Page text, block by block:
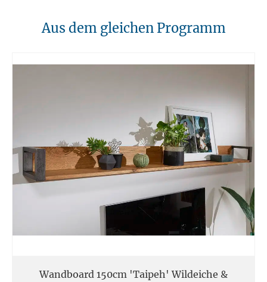
10. Brandschutz
Sammelstellen abgegeben werden. Die örtlichen
Entsorgungsvorschriften sind zu beachten.
Unsere Massivmöbel sind so konzipiert das Sie für den privaten
Gebrauch in Haushalten geeignet sind. Diese Möbel sind nicht für
kommerziellen Gebrauch geeignet.
Unsere Massivholzmöbel sind nicht für den Außenbereich geeignet.
Aus dem gleichen Programm
Wandboard 150cm 'Taipeh' Wildeiche &